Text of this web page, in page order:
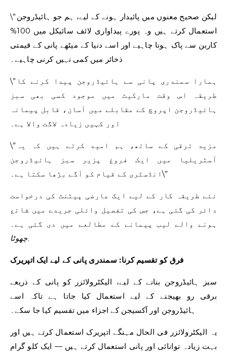
\”لیکن صحیح معنوں میں پائیدار ہونے کے لیے، ہم جو ہائیڈروجن
استعمال کرتے ہیں وہ پورے پیداواری لائف سائیکل میں 100%
کاربن سے پاک ہونا چاہیے اور اسے دنیا کے میٹھے پانی کے قیمتی
ذخائر میں کمی نہیں کرنی چاہیے۔
\”ہمارا سمندری پانی سے ہائیڈروجن پیدا کرنے کا
طریقہ اس وقت مارکیٹ میں موجود کسی بھی سبز
ہائیڈروجن اپروچ کے مقابلے میں آسان، قابل پیمانہ
اور کہیں زیادہ لاگت والا ہے۔
\”مزید ترقی کے ساتھ، ہم امید کرتے ہیں کہ یہ
آسٹریلیا میں ایک فروغ پزیر سبز ہائیڈروجن
انڈسٹری کے قیام کو آگے بڑھا سکتا ہے۔\”
نئے طریقہ کار کے لیے ایک عارضی پیٹنٹ کی درخواست
دائر کی گئی ہے، جس کی تفصیل وائلی جریدے میں شائع
ہونے والے لیب پیمانے کے مطالعے میں دی گئی ہے۔
چھوٹا.
فرق کو تقسیم کرنا: سمندری پانی کے لیے ایک اتپریرک
سبز ہائیڈروجن بنانے کے لیے، الیکٹرولائزر کو پانی کے ذریعے
برقی رو بھیجنے کے لیے استعمال کیا جاتا ہے تاکہ اسے
ہائیڈروجن اور آکسیجن کے اجزاء میں تقسیم کیا جا سکے۔
یہ الیکٹرولائزر فی الحال مہنگے اتپریرک استعمال کرتے ہیں اور
بہت زیادہ توانائی اور پانی استعمال کرتے ہیں — ایک کلو گرام